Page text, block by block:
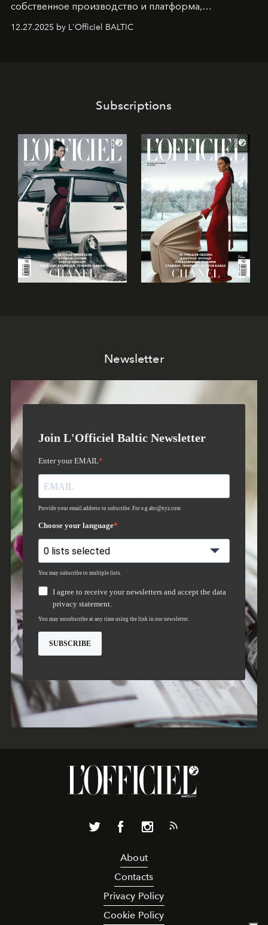
собственное производство и платформа,
предоставляющая возможности, поддержку и
решения для дизайнеров и молодых брендов.
12.27.2025 by L'Officiel BALTIC
Subscriptions
Newsletter
About
Contacts
Privacy Policy
Cookie Policy